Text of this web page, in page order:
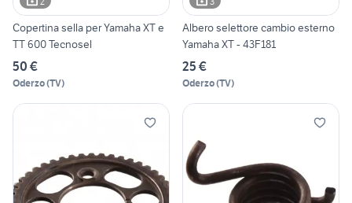
Copertina sella per Yamaha XT e
TT 600 Tecnosel
50 €
Oderzo(TV)
Albero selettore cambio esterno
Yamaha XT - 43F181
25 €
Oderzo(TV)